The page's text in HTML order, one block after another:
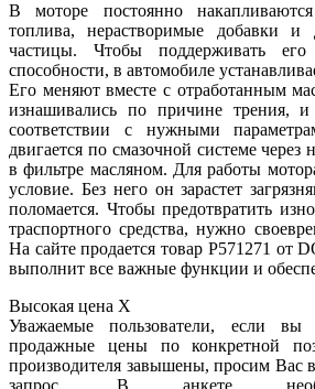
В моторе постоянно
топлива, нерастворимые добавки и
частицы. Чтобы поддерживать
способности, в автомобиле
Его меняют вместе с отработанным
изнашивались по причине трения, и
соответствии с нужными
двигается по смазочной системе через
в фильтре масляном. Для работы
условие. Без него он зарастет
поломается. Чтобы предотвратить
траспортного средства, нужно
На сайте продается товар P571271 от
выполнит все важные функции и
Высокая цена X
Уважаемые пользователи, если
продажные цены по конкретной
производителя завышены, просим Вас